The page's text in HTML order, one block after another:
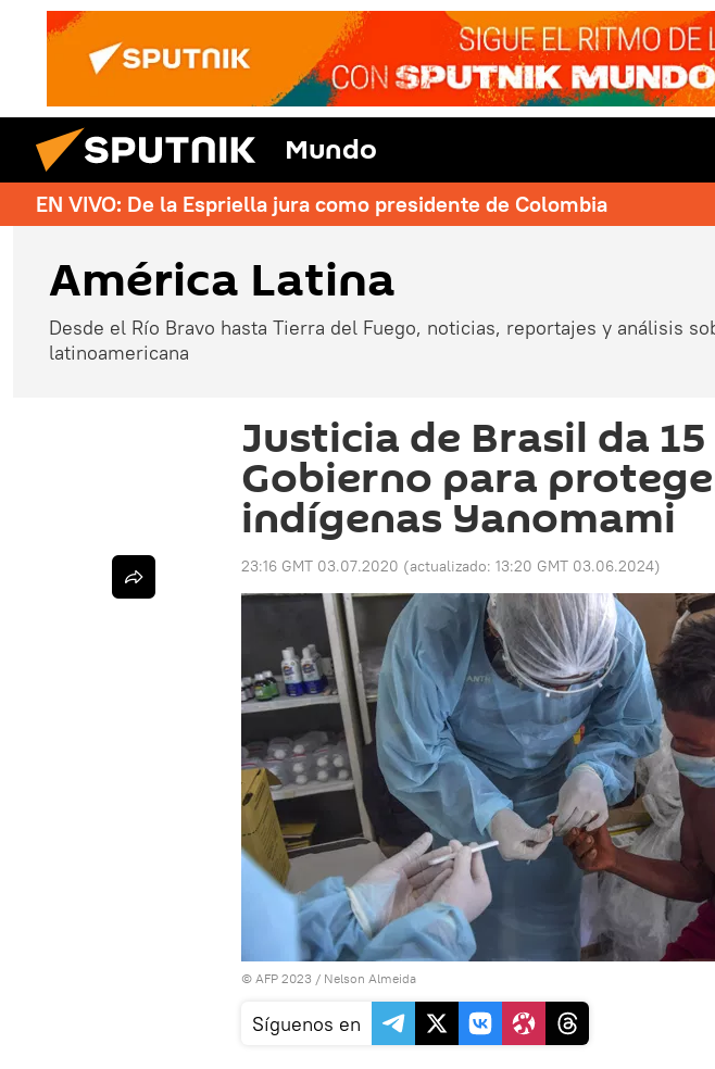
Mundo
EN VIVO: De la Espriella jura como presidente de Colombia
América Latina
Desde el Río Bravo hasta Tierra del Fuego, noticias, reportajes y análisis
latinoamericana
Justicia de Brasil da
Gobierno para
indígenas Yanomami
23:16 GMT 03.07.2020 (actualizado: 13:20 GMT 03.06.2024)
© AFP 2023 / Nelson Almeida
Síguenos en